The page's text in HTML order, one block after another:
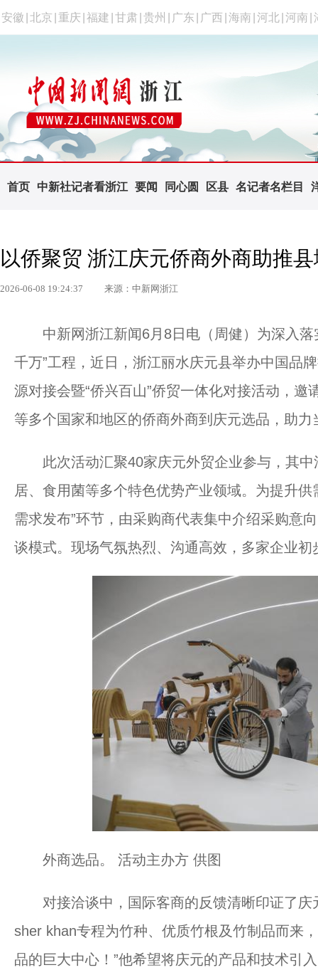
安徽 北京 重庆 福建 甘肃 贵州 广东 广西 海南 河北 河南
首页 中新社记者看浙江 要闻 同心圆 区县 名记者名栏目
以侨聚贸 浙江庆元侨商外商助推
2026-06-08 19:24:37 来源：中新网浙江
中新网浙江新闻6月8日电（周健）为深入落
千万”工程，近日，浙江丽水庆元县举办中国品
源对接会暨“侨兴百山”侨贸一体化对接活动，
等多个国家和地区的侨商外商到庆元选品，助
此次活动汇聚40家庆元外贸企业参与，其中
居、食用菌等多个特色优势产业领域。为提升
需求发布”环节，由采购商代表集中介绍采购意
谈模式。现场气氛热烈、沟通高效，多家企业初
外商选品。 活动主办方 供图
对接洽谈中，国际客商的反馈清晰印证了庆
sher khan专程为竹种、优质竹根及竹制品而来
品的巨大中心！”他希望将庆元的产品和技术引